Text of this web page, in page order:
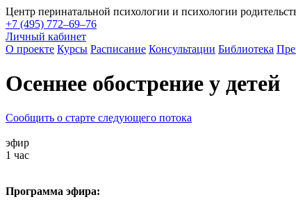
Центр перинатальной психологии и психологии
+7 (495) 772–69–76
Личный кабинет
О проекте Курсы Расписание Консультации Библиотека
Осеннее обострение у детей
Сообщить о старте следующего потока
эфир
1 час
Программа эфира: